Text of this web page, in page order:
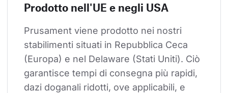
Prodotto nell'UE e negli USA
Prusament viene prodotto nei nostri
stabilimenti situati in Repubblica Ceca
(Europa) e nel Delaware (Stati Uniti). Ciò
garantisce tempi di consegna più rapidi,
dazi doganali ridotti, ove applicabili, e